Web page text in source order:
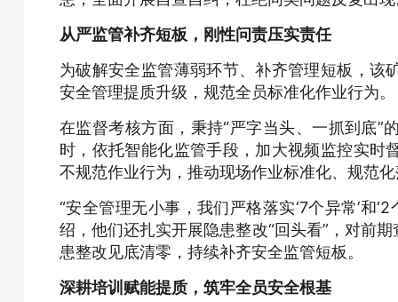
从严监管补齐短板，刚性问责压实责任
为破解安全监管薄弱环节、补齐管理短板，该
安全管理提质升级，规范全员标准化作业行为。
在监督考核方面，秉持“严字当头、一抓到底”
时，依托智能化监管手段，加大视频监控实时
不规范作业行为，推动现场作业标准化、规范
“安全管理无小事，我们严格落实‘7个异常’和
绍，他们还扎实开展隐患整改“回头看”，对前
患整改见底清零，持续补齐安全监管短板。
深耕培训赋能提质，筑牢全员安全根基